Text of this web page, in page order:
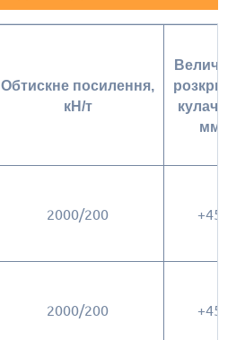
Обтискне посилення,
кН/т
Величина
розкриття
кулачків,
мм
2000/200 +45
2000/200 +45